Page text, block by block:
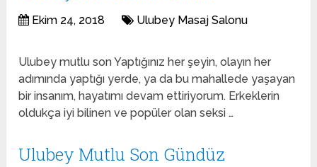
Ekim 24, 2018 Ulubey Masaj Salonu
Ulubey mutlu son Yaptığınız her şeyin, olayın her
adımında yaptığı yerde, ya da bu mahallede yaşayan
bir insanım, hayatımı devam ettiriyorum. Erkeklerin
oldukça iyi bilinen ve popüler olan seksi …
Ulubey Mutlu Son Gündüz